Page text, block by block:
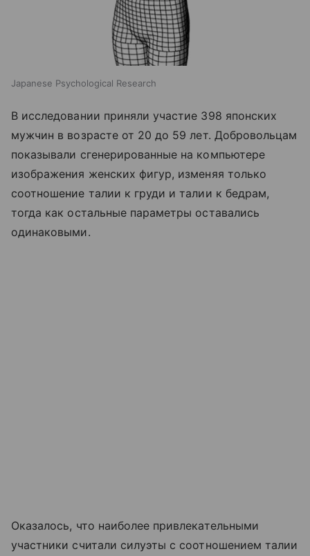
Japanese Psychological Research
В исследовании приняли участие 398 японских
мужчин в возрасте от 20 до 59 лет. Добровольцам
показывали сгенерированные на компьютере
изображения женских фигур, изменяя только
соотношение талии к груди и талии к бедрам,
тогда как остальные параметры оставались
одинаковыми.
Оказалось, что наиболее привлекательными
участники считали силуэты с соотношением талии